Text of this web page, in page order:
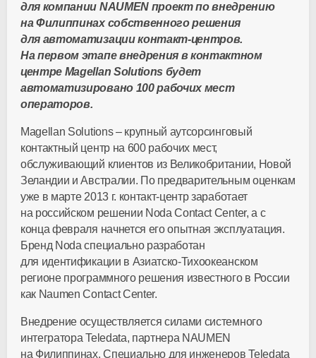
для компании NAUMEN проект по внедрению
на Филиппинах собственного решения
для автоматизации контакт-центров.
На первом этапе внедрения в контактном
центре Magellan Solutions будет
автоматизировано 100 рабочих мест
операторов.
Magellan Solutions – крупный аутсорсинговый
контактный центр на 600 рабочих мест,
обслуживающий клиентов из Великобритании, Новой
Зеландии и Австралии. По предварительным оценкам
уже в марте 2013 г. контакт-центр заработает
на российском решении Noda Contact Center, а с
конца февраля начнется его опытная эксплуатация.
Бренд Noda специально разработан
для идентификации в Азиатско-Тихоокеанском
регионе программного решения известного в России
как Naumen Contact Center.
Внедрение осуществляется силами системного
интегратора Teledata, партнера NAUMEN
на Филиппинах. Специально для инженеров Teledata